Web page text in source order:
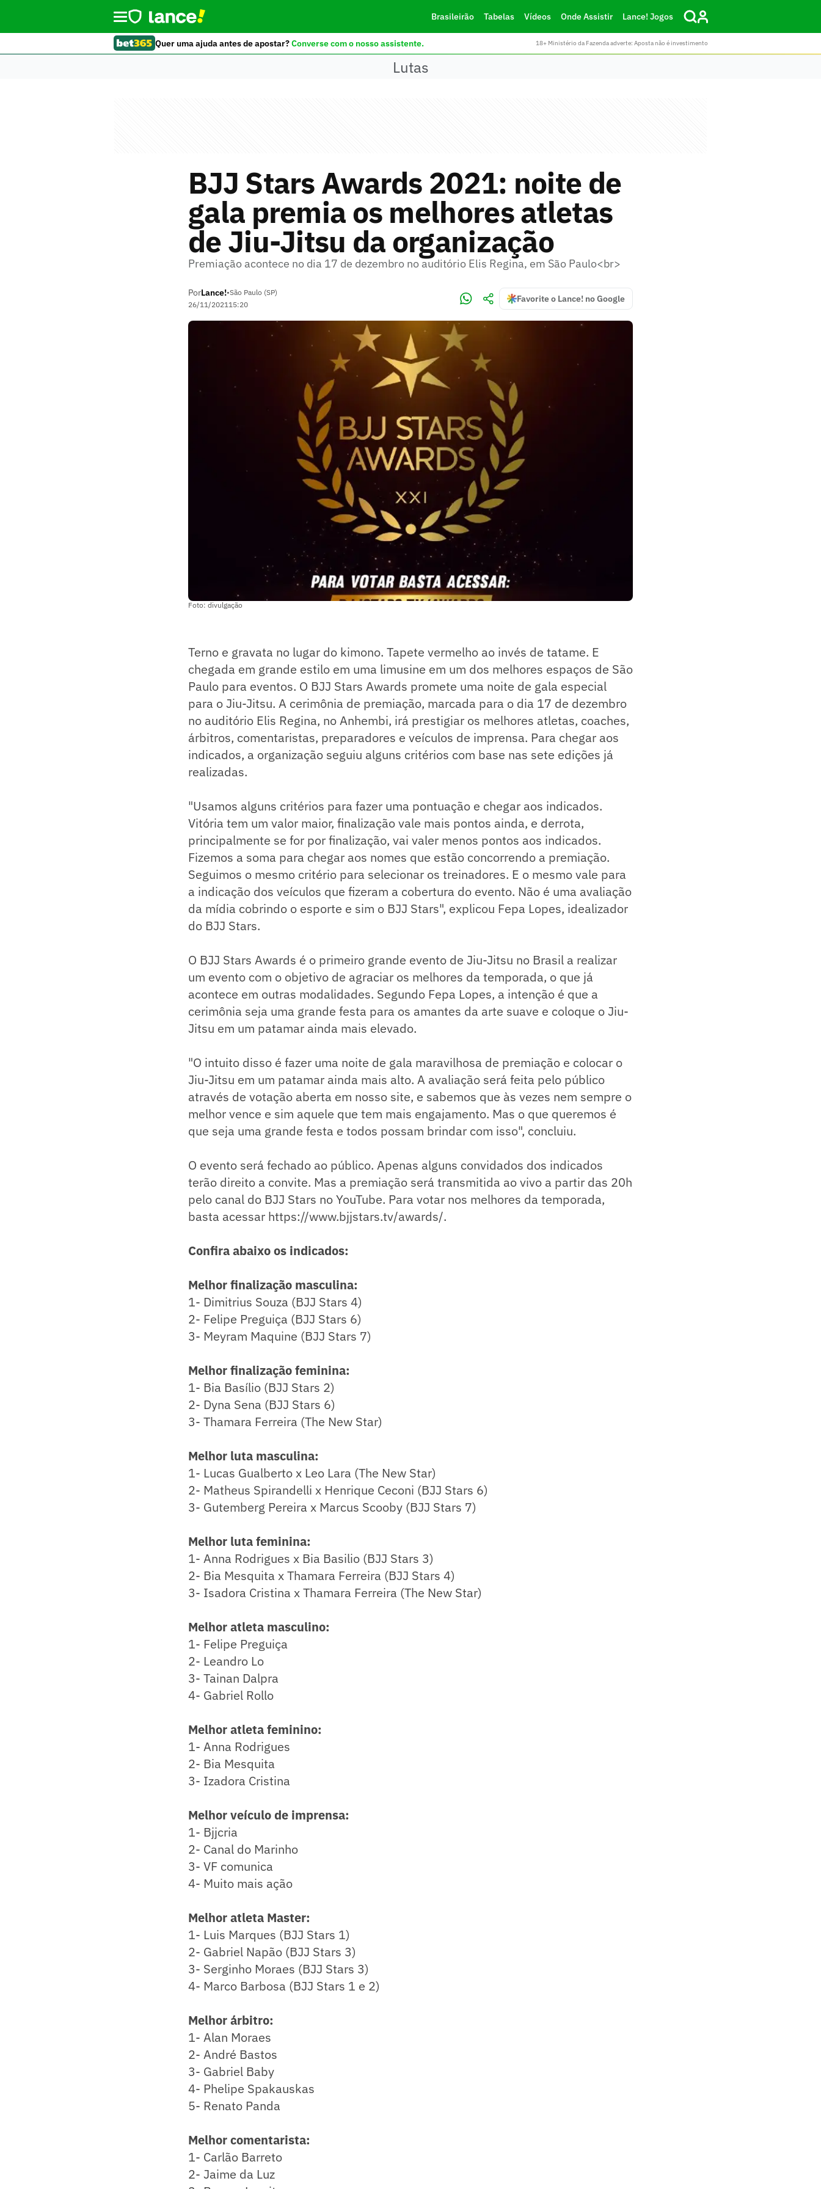
Brasileirão Tabelas Vídeos Onde Assistir Lance! Jogos
Quer uma ajuda antes de apostar?Converse com o nosso assistente. 18+ Ministério da Fazenda adverte: Aposta não é investimento
Lutas
BJJ Stars Awards 2021: noite de
gala premia os melhores atletas
de Jiu-Jitsu da organização
Premiação acontece no dia 17 de dezembro no auditório Elis Regina, em São Paulo<br>
PorLance!•São Paulo (SP)
26/11/202115:20
Favorite o Lance! no Google
Foto: divulgação
Terno e gravata no lugar do kimono. Tapete vermelho ao invés de tatame. E
chegada em grande estilo em uma limusine em um dos melhores espaços de São
Paulo para eventos. O BJJ Stars Awards promete uma noite de gala especial
para o Jiu-Jitsu. A cerimônia de premiação, marcada para o dia 17 de dezembro
no auditório Elis Regina, no Anhembi, irá prestigiar os melhores atletas, coaches,
árbitros, comentaristas, preparadores e veículos de imprensa. Para chegar aos
indicados, a organização seguiu alguns critérios com base nas sete edições já
realizadas.
"Usamos alguns critérios para fazer uma pontuação e chegar aos indicados.
Vitória tem um valor maior, finalização vale mais pontos ainda, e derrota,
principalmente se for por finalização, vai valer menos pontos aos indicados.
Fizemos a soma para chegar aos nomes que estão concorrendo a premiação.
Seguimos o mesmo critério para selecionar os treinadores. E o mesmo vale para
a indicação dos veículos que fizeram a cobertura do evento. Não é uma avaliação
da mídia cobrindo o esporte e sim o BJJ Stars", explicou Fepa Lopes, idealizador
do BJJ Stars.
O BJJ Stars Awards é o primeiro grande evento de Jiu-Jitsu no Brasil a realizar
um evento com o objetivo de agraciar os melhores da temporada, o que já
acontece em outras modalidades. Segundo Fepa Lopes, a intenção é que a
cerimônia seja uma grande festa para os amantes da arte suave e coloque o Jiu-
Jitsu em um patamar ainda mais elevado.
"O intuito disso é fazer uma noite de gala maravilhosa de premiação e colocar o
Jiu-Jitsu em um patamar ainda mais alto. A avaliação será feita pelo público
através de votação aberta em nosso site, e sabemos que às vezes nem sempre o
melhor vence e sim aquele que tem mais engajamento. Mas o que queremos é
que seja uma grande festa e todos possam brindar com isso", concluiu.
O evento será fechado ao público. Apenas alguns convidados dos indicados
terão direito a convite. Mas a premiação será transmitida ao vivo a partir das 20h
pelo canal do BJJ Stars no YouTube. Para votar nos melhores da temporada,
basta acessar https://www.bjjstars.tv/awards/.
Confira abaixo os indicados:
Melhor finalização masculina:
1- Dimitrius Souza (BJJ Stars 4)
2- Felipe Preguiça (BJJ Stars 6)
3- Meyram Maquine (BJJ Stars 7)
Melhor finalização feminina:
1- Bia Basílio (BJJ Stars 2)
2- Dyna Sena (BJJ Stars 6)
3- Thamara Ferreira (The New Star)
Melhor luta masculina:
1- Lucas Gualberto x Leo Lara (The New Star)
2- Matheus Spirandelli x Henrique Ceconi (BJJ Stars 6)
3- Gutemberg Pereira x Marcus Scooby (BJJ Stars 7)
Melhor luta feminina:
1- Anna Rodrigues x Bia Basilio (BJJ Stars 3)
2- Bia Mesquita x Thamara Ferreira (BJJ Stars 4)
3- Isadora Cristina x Thamara Ferreira (The New Star)
Melhor atleta masculino:
1- Felipe Preguiça
2- Leandro Lo
3- Tainan Dalpra
4- Gabriel Rollo
Melhor atleta feminino:
1- Anna Rodrigues
2- Bia Mesquita
3- Izadora Cristina
Melhor veículo de imprensa:
1- Bjjcria
2- Canal do Marinho
3- VF comunica
4- Muito mais ação
Melhor atleta Master:
1- Luis Marques (BJJ Stars 1)
2- Gabriel Napão (BJJ Stars 3)
3- Serginho Moraes (BJJ Stars 3)
4- Marco Barbosa (BJJ Stars 1 e 2)
Melhor árbitro:
1- Alan Moraes
2- André Bastos
3- Gabriel Baby
4- Phelipe Spakauskas
5- Renato Panda
Melhor comentarista:
1- Carlão Barreto
2- Jaime da Luz